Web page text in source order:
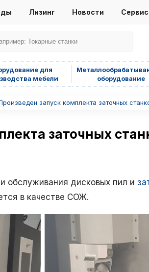
Лизинг Новости Сервис
для
мебели
оборудование
запуск комплекта заточных
заточных
обслуживания дисковых пил и
в качестве СОЖ.